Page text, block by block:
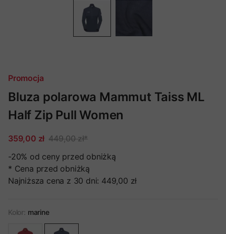
Promocja
Bluza polarowa Mammut Taiss ML
Half Zip Pull Women
359,00 zł 449,00 zł*
-20% od ceny przed obniżką
* Cena przed obniżką
Najniższa cena z 30 dni: 449,00 zł
Kolor: marine